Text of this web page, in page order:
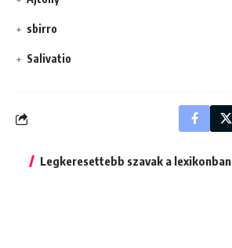
sbirro
Salivatio
Legkeresettebb szavak a lexikonban